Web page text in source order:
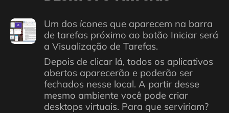
Um dos ícones que aparecem na barra
de tarefas próximo ao botão Iniciar será
a Visualização de Tarefas.
Depois de clicar lá, todos os aplicativos
abertos aparecerão e poderão ser
fechados nesse local. A partir desse
mesmo ambiente você pode criar
desktops virtuais. Para que serviriam?